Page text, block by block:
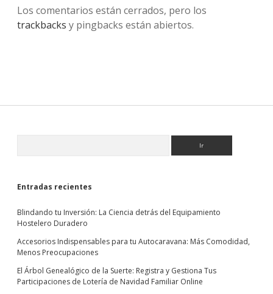
Los comentarios están cerrados, pero los
trackbacks y pingbacks están abiertos.
Entradas recientes
Blindando tu Inversión: La Ciencia detrás del Equipamiento
Hostelero Duradero
Accesorios Indispensables para tu Autocaravana: Más Comodidad,
Menos Preocupaciones
El Árbol Genealógico de la Suerte: Registra y Gestiona Tus
Participaciones de Lotería de Navidad Familiar Online